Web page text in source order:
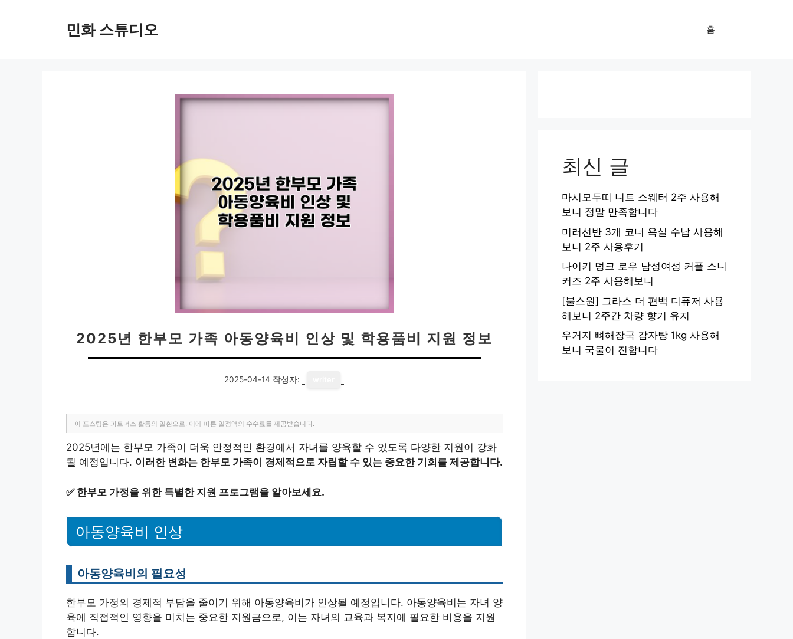
민화 스튜디오 홈
2025년 한부모 가족 아동양육비 인상 및 학용품비 지원 정보
2025-04-14 작성자:
이 포스팅은 파트너스 활동의 일환으로, 이에 따른 일정액의 수수료를 제공받습니다.
2025년에는 한부모 가족이 더욱 안정적인 환경에서 자녀를 양육할 수 있도록 다양한 지원이 강화
될 예정입니다. 이러한 변화는 한부모 가족이 경제적으로 자립할 수 있는 중요한 기회를 제공합니다.
✅ 한부모 가정을 위한 특별한 지원 프로그램을 알아보세요.
아동양육비 인상
아동양육비의 필요성
한부모 가정의 경제적 부담을 줄이기 위해 아동양육비가 인상될 예정입니다. 아동양육비는 자녀 양
육에 직접적인 영향을 미치는 중요한 지원금으로, 이는 자녀의 교육과 복지에 필요한 비용을 지원
합니다.
최신 글
마시모두띠 니트 스웨터 2주 사용해
보니 정말 만족합니다
미러선반 3개 코너 욕실 수납 사용해
보니 2주 사용후기
나이키 덩크 로우 남성여성 커플 스니
커즈 2주 사용해보니
[불스원] 그라스 더 편백 디퓨저 사용
해보니 2주간 차량 향기 유지
우거지 뼈해장국 감자탕 1kg 사용해
보니 국물이 진합니다